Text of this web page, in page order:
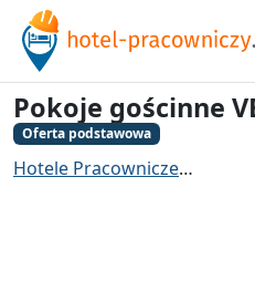
Pokoje gościnne
Oferta podstawowa
Hotele Pracownicze